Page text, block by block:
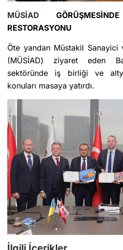
MÜSİAD
RESTORASYONU
Öte yandan Müstakil Sanayici
(MÜSİAD) ziyaret eden
sektöründe iş birliği ve
konuları masaya yatırdı.